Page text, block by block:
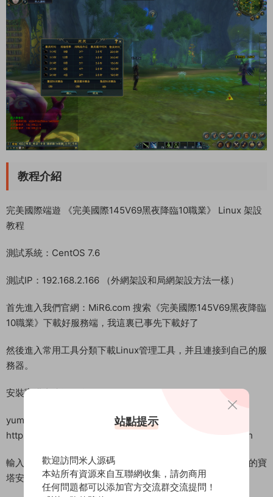
教程介紹
完美國際端遊 《完美國際145V69黑夜降臨10職業》 Linux 架設
教程
測試系統：CentOS 7.6
測試IP：192.168.2.166 （外網架設和局網架設方法一樣）
首先進入我們官網：MiR6.com 搜索《完美國際145V69黑夜降臨
10職業》下載好服務端，我這裏已事先下載好了
然後進入常用工具分類下載Linux管理工具，并且連接到自己的服
務器。
安裝寶塔直接運行命令即可。
yum install -y wget && wget -O install.sh
http://download.bt.cn/install/install_6.0.sh && sh install.sh
輸入y回車确認安裝，我事先已經安裝好了寶塔，這裏有單獨的寶
塔安裝教程。安裝好寶塔後我們登錄寶塔面闆。
站點提示
歡迎訪問米人源碼
本站所有資源來自互聯網收集，請勿商用
任何問題都可以添加官方交流群交流提問！